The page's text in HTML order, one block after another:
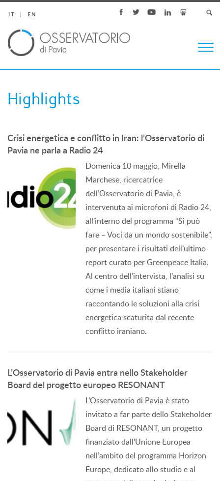
IT EN
Highlights
Crisi energetica e conflitto in Iran: l’Osservatorio di
Pavia ne parla a Radio 24
Domenica 10 maggio, Mirella
Marchese, ricercatrice
dell’Osservatorio di Pavia, è
intervenuta ai microfoni di Radio 24,
all’interno del programma “Si può
fare – Voci da un mondo sostenibile”,
per presentare i risultati dell’ultimo
report curato per Greenpeace Italia.
Al centro dell’intervista, l’analisi su
come i media italiani stiano
raccontando le soluzioni alla crisi
energetica scaturita dal recente
conflitto iraniano.
L’Osservatorio di Pavia entra nello Stakeholder
Board del progetto europeo RESONANT
L’Osservatorio di Pavia è stato
invitato a far parte dello Stakeholder
Board di RESONANT, un progetto
finanziato dall’Unione Europea
nell’ambito del programma Horizon
Europe, dedicato allo studio e al